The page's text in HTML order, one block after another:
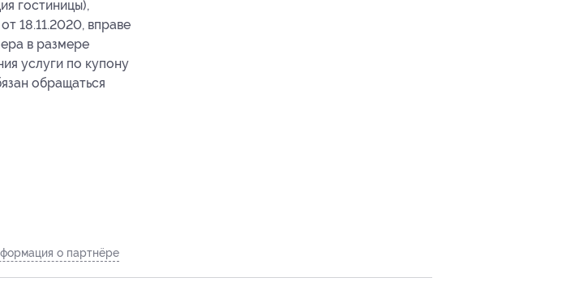
гостиницы),
18.11.2020, вправе
в размере
услуги по купону
обращаться
о партнёре